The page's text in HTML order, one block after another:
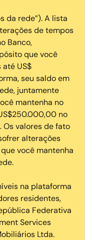
da rede”). A lista
de tempos
Banco,
que você
até US$
seu saldo em
juntamente
mantenha no
no
valores de fato
alterações
você mantenha
na plataforma
residentes,
Federativa
Services
Ltda.